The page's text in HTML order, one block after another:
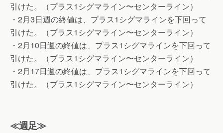
引けた。（プラス1シグマライン〜センターライン）
・2月3日週の終値は、プラス1シグマラインを下回って
引けた。（プラス1シグマライン〜センターライン）
・2月10日週の終値は、プラス1シグマラインを下回って
引けた。（プラス1シグマライン〜センターライン）
・2月17日週の終値は、プラス1シグマラインを下回って
引けた。（プラス1シグマライン〜センターライン）
≪週足≫